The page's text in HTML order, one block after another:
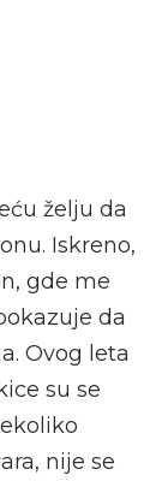
želju da
Iskreno,
gde me
da
Ovog leta
su se
nije se